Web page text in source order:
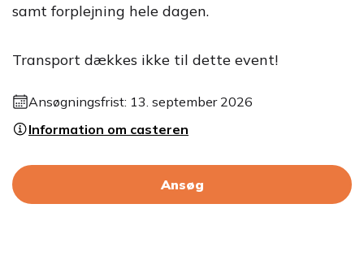
samt forplejning hele dagen.
Transport dækkes ikke til dette event!
Ansøgningsfrist: 13. september 2026
Information om casteren
Ansøg